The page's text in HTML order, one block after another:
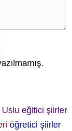
eğitici şiirler
öğretici şiirler